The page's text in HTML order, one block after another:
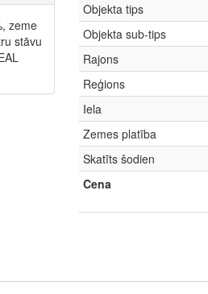
zeme
stāvu
Objekta tips
Objekta sub-tips
Rajons
Reģions
Iela
Zemes platība
Skatīts šodien
Cena